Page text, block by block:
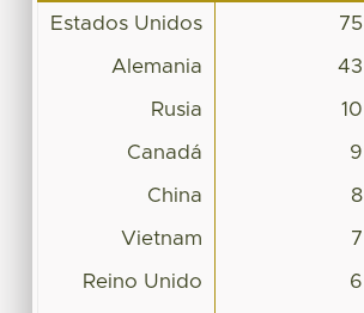
Estados Unidos 75
Alemania 43
Rusia 10
Canadá 9
China 8
Vietnam 7
Reino Unido 6